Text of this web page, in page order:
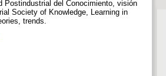
Postindustrial del Conocimiento, visión
Society of Knowledge, Learning in
trends.